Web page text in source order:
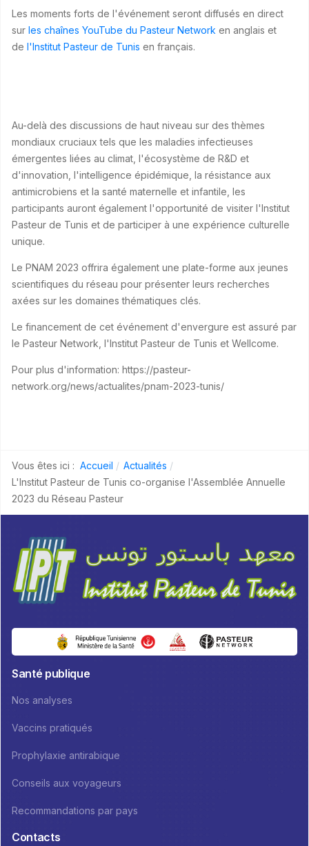
Les moments forts de l'événement seront diffusés en direct
sur les chaînes YouTube du Pasteur Network en anglais et
de l'Institut Pasteur de Tunis en français.
Au-delà des discussions de haut niveau sur des thèmes
mondiaux cruciaux tels que les maladies infectieuses
émergentes liées au climat, l'écosystème de R&D et
d'innovation, l'intelligence épidémique, la résistance aux
antimicrobiens et la santé maternelle et infantile, les
participants auront également l'opportunité de visiter l'Institut
Pasteur de Tunis et de participer à une expérience culturelle
unique.
Le PNAM 2023 offrira également une plate-forme aux jeunes
scientifiques du réseau pour présenter leurs recherches
axées sur les domaines thématiques clés.
Le financement de cet événement d'envergure est assuré par
le Pasteur Network, l'Institut Pasteur de Tunis et Wellcome.
Pour plus d'information: https://pasteur-
network.org/news/actualites/pnam-2023-tunis/
Vous êtes ici : Accueil
Actualités
L'Institut Pasteur de Tunis co-organise l'Assemblée Annuelle
2023 du Réseau Pasteur
Santé publique
Nos analyses
Vaccins pratiqués
Prophylaxie antirabique
Conseils aux voyageurs
Recommandations par pays
Contacts